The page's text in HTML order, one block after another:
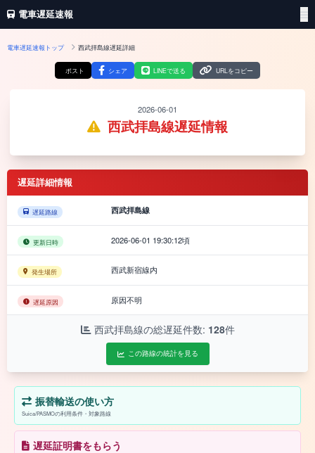
電車遅延速報
電車遅延速報トップ 西武拝島線遅延詳細
ポスト シェア LINEで送る URLをコピー
2026-06-01
西武拝島線遅延情報
遅延詳細情報
遅延路線 西武拝島線
更新日時 2026-06-01 19:30:12頃
発生場所 西武新宿線内
遅延原因 原因不明
西武拝島線の総遅延件数: 128件
この路線の統計を見る
振替輸送の使い方
Suica/PASMOの利用条件・対象路線
遅延証明書をもらう